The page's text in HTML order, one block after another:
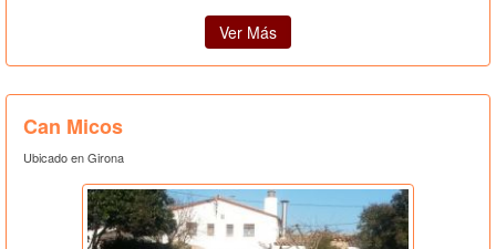
Ver Más
Can Micos
Ubicado en Girona